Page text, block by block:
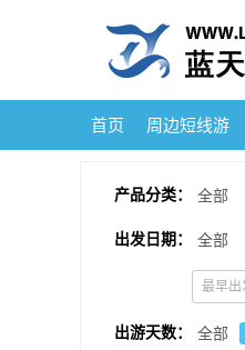
首页 周边短线游
产品分类： 全部
出发日期： 全部
出游天数： 全部